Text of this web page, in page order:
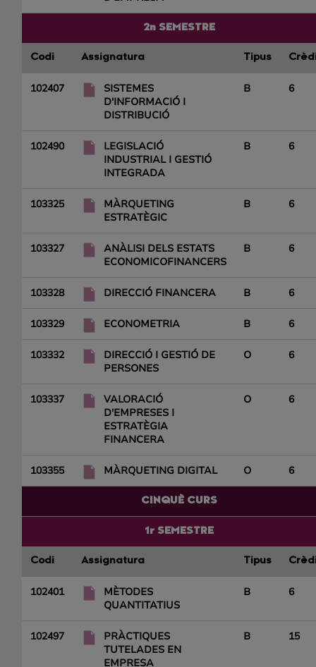
2n SEMESTRE
Codi Assignatura Tipus
102407
SISTEMES
D'INFORMACIÓ I
DISTRIBUCIÓ
B 6
102490
LEGISLACIÓ
INDUSTRIAL I GESTIÓ
INTEGRADA
B 6
103325
MÀRQUETING
ESTRATÈGIC
B 6
103327
ANÀLISI DELS ESTATS
ECONOMICOFINANCERS
B 6
103328 DIRECCIÓ FINANCERA B 6
103329 ECONOMETRIA B 6
103332
DIRECCIÓ I GESTIÓ DE
PERSONES
O 6
103337
VALORACIÓ
D'EMPRESES I
ESTRATÈGIA
FINANCERA
O 6
103355 MÀRQUETING DIGITAL O 6
CINQUÈ CURS
1r SEMESTRE
Codi Assignatura Tipus
102401
MÈTODES
QUANTITATIUS
B 6
102497
PRÀCTIQUES
TUTELADES EN
EMPRESA
B 15